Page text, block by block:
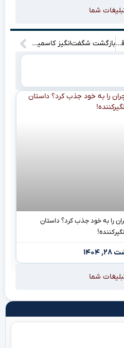
شما
دلایل کاهش سرعت رشد اقتصادی ترکیه: آیا این پایان رونق است؟ بازگشت شگفت‌انگیز کاسمیرو به دنیای لیگ اروپا
را به خود جذب کرد؟ داستان
۱۴۰۴
شما